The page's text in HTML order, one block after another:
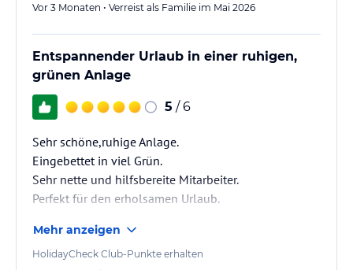
Vor 3 Monaten • Verreist als Familie im Mai 2026
Entspannender Urlaub in einer ruhigen,
grünen Anlage
5 / 6
Sehr schöne,ruhige Anlage.
Eingebettet in viel Grün.
Sehr nette und hilfsbereite Mitarbeiter.
Perfekt für den erholsamen Urlaub.
Mehr anzeigen
HolidayCheck Club-Punkte erhalten